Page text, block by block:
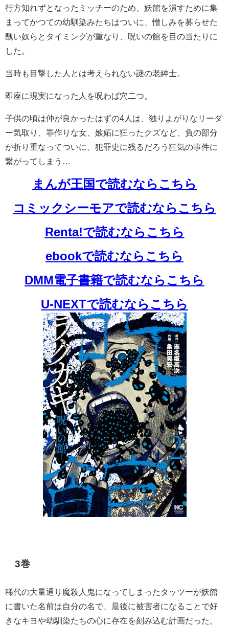
行方知れずとなったミッチーのため、妖館を潰すために集
まってかつての幼馴染みたちはついに、憎しみを募らせた
醜い奴らとタイミングが重なり、呪いの館を目の当たりに
した。
当時も目撃した人とは考えられない謎の老紳士。
即座に現実になった人を呪わば穴二つ。
子供の頃は仲が良かったはずの4人は、独りよがりなリーダ
ー気取り、罪作りな女、嫉妬に狂ったクズなど、負の部分
が折り重なってついに、犯罪史に残るだろう狂気の事件に
繋がってしまう…
まんが王国で読むならこちら
コミックシーモアで読むならこちら
Renta!で読むならこちら
ebookで読むならこちら
DMM電子書籍で読むならこちら
U-NEXTで読むならこちら
3巻
稀代の大量通り魔殺人鬼になってしまったタッツーが妖館
に書いた名前は自分の名で、最後に被害者になることで好
きなキヨや幼馴染たちの心に存在を刻み込む計画だった。